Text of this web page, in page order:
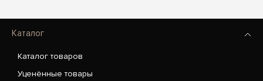
Каталог
Каталог товаров
Уценённые товары